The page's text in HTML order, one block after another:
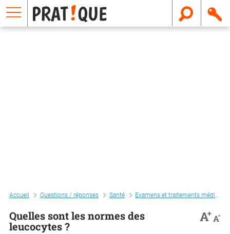
Accueil Questions / réponses Santé Examens et traitements médicaux
Quelles sont les normes des
leucocytes ?
A+A-
E
m
a